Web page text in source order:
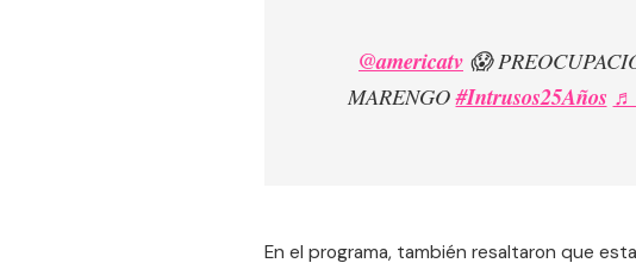
@americatv 😱
MARENGO#Intrusos25Años ♬
En el programa, también resaltaron que